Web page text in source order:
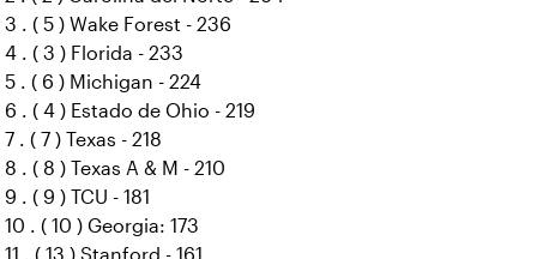
3 . ( 5 ) Wake Forest - 236
4 . ( 3 ) Florida - 233
5 . ( 6 ) Michigan - 224
6 . ( 4 ) Estado de Ohio - 219
7 . ( 7 ) Texas - 218
8 . ( 8 ) Texas A & M - 210
9 . ( 9 ) TCU - 181
10 . ( 10 ) Georgia: 173
11 . ( 13 ) Stanford - 161